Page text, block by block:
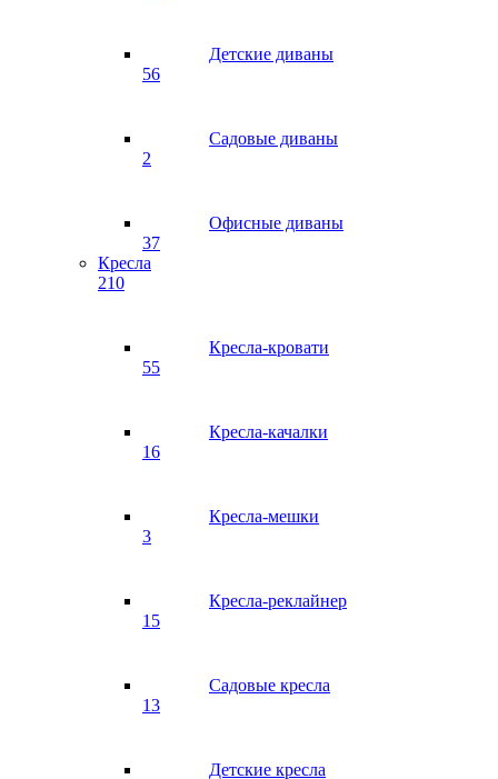
Детские диваны
56
Садовые диваны
2
Офисные диваны
37
Кресла
210
Кресла-кровати
55
Кресла-качалки
16
Кресла-мешки
3
Кресла-реклайнер
15
Садовые кресла
13
Детские кресла